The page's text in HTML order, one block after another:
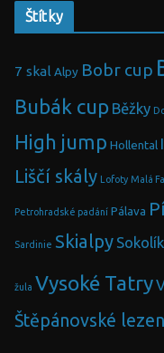
Štítky
7 skal Alpy Bobr cup
Bubák cup Běžky
High jump Hollental
Liščí skály Lofoty Malá
Petrohradské padání Pálava
Sardinie Skialpy
žula Vysoké Tatry
Štěpánovské